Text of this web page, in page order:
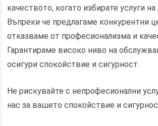
качеството, когато избирате услуги
Въпреки че предлагаме конкурентни
отказваме от професионализма и
Гарантираме високо ниво на
осигури спокойствие и сигурност.
Не рискувайте с непрофесионални
нас за вашето спокойствие и